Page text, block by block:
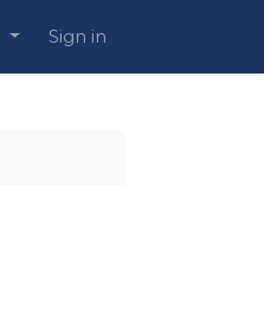
Sign in